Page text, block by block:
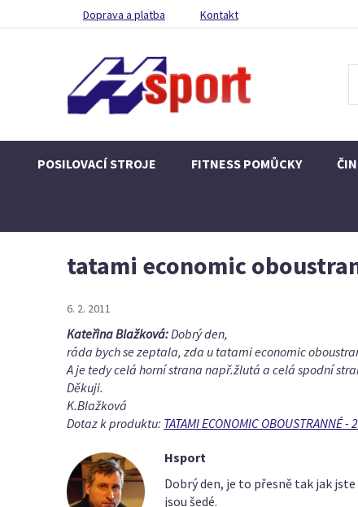
Doprava a platba Kontakt
POSILOVACÍ STROJE FITNESS POMŮCKY
tatami economic
6. 2. 2011
Kateřina Blažková:Dobrý den,
ráda bych se zeptala, zda u tatami economic
A je tedy celá horní strana např.žlutá a celá spodní
Děkuji.
K.Blažková
Dotaz k produktu: TATAMI ECONOMIC OBOUSTRANNÉ -
Hsport
Dobrý den, je to přesně tak jak
jsou šedé.